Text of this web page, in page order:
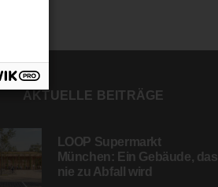
AKTUELLE BEITRÄGE
LOOP Supermarkt
München: Ein Gebäude, das
nie zu Abfall wird